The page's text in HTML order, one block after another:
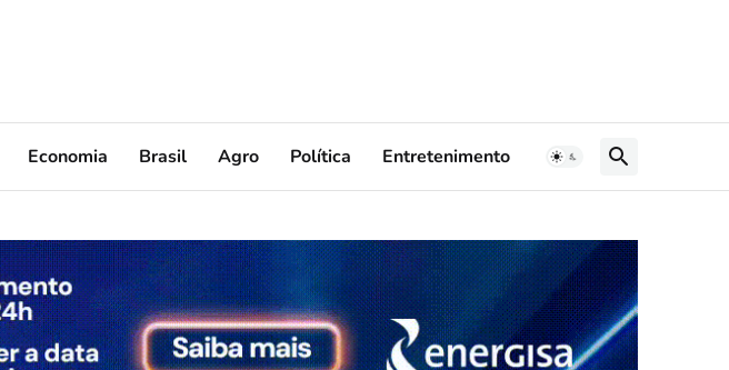
Economia Brasil Agro Política Entretenimento